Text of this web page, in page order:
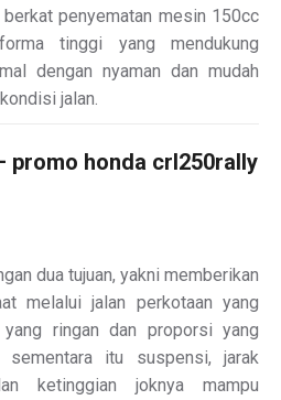
penyematan mesin 150cc
tinggi yang mendukung
dengan nyaman dan mudah
jalan.
promo honda crl250rally
dua tujuan, yakni memberikan
melalui jalan perkotaan yang
ringan dan proporsi yang
itu suspensi, jarak
ketinggian joknya mampu